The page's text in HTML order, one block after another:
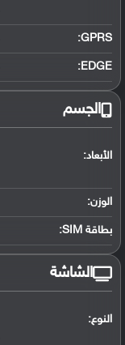
GPRS:
EDGE:
الجسم
الأبعاد:
الوزن:
بطاقة SIM:
الشاشة
النوع: